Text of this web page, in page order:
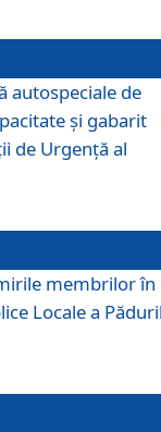
autospeciale de
și gabarit
de Urgenţă al
membrilor în
Locale a